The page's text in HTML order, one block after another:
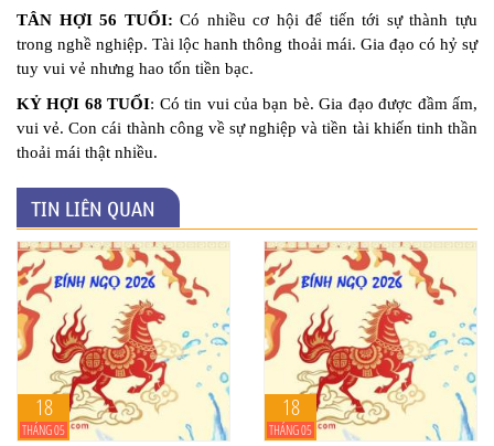
TÂN HỢI 56 TUỔI:Có nhiều cơ hội để tiến tới sự thành tựu
trong nghề nghiệp. Tài lộc hanh thông thoải mái. Gia đạo có hỷ sự
tuy vui vẻ nhưng hao tốn tiền bạc.
KỶ HỢI 68 TUỔI: Có tin vui của bạn bè. Gia đạo được đầm ấm,
vui vẻ. Con cái thành công về sự nghiệp và tiền tài khiến tinh thần
thoải mái thật nhiều.
TIN LIÊN QUAN
18
THÁNG 05
18
THÁNG 05